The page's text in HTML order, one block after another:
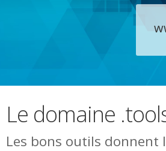
Le domaine
Les bons outils